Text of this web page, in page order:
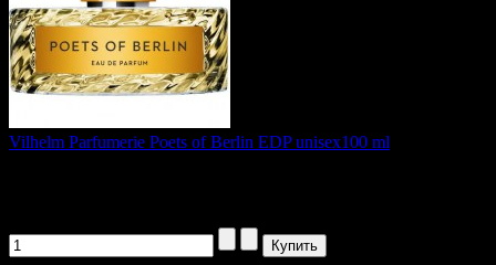
Vilhelm Parfumerie Poets of Berlin EDP unisex100 ml